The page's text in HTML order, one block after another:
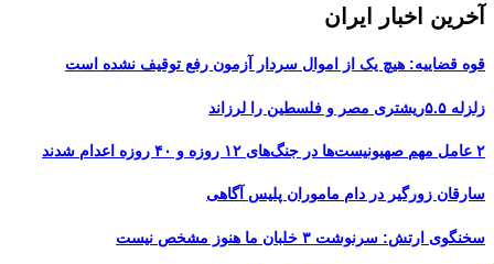
آخرین اخبار ایران
قوه قضاییه: هیچ یک از اموال سردار آزمون رفع توقیف نشده است
زلزله ۵.۵ریشتری مصر و فلسطین را لرزاند
۲ عامل مهم صهیونیست‌ها در جنگ‌های ۱۲ روزه و ۴۰ روزه اعدام شدند
سارقان زورگیر در دام ماموران پلیس آگاهی
سخنگوی ارتش: سرنوشت ۳ خلبان ما هنوز مشخص نیست